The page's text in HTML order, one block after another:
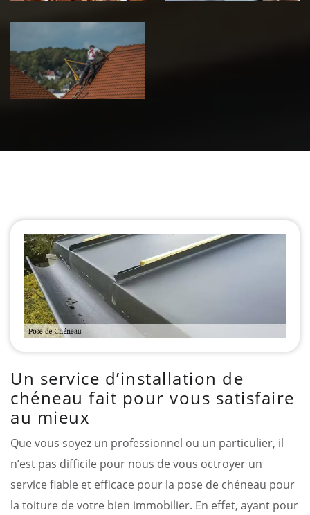
Urgence fuite
de toiture 39
Jura
Un service d’installation de
chéneau fait pour vous satisfaire
au mieux
Que vous soyez un professionnel ou un particulier, il
n’est pas difficile pour nous de vous octroyer un
service fiable et efficace pour la pose de chéneau pour
la toiture de votre bien immobilier. En effet, ayant pour